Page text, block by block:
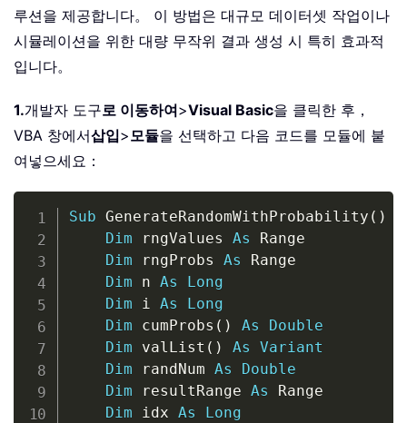
루션을 제공합니다。 이 방법은 대규모 데이터셋 작업이나
시뮬레이션을 위한 대량 무작위 결과 생성 시 특히 효과적
입니다。
1.개발자 도구로 이동하여>Visual Basic을 클릭한 후，
VBA 창에서삽입>모듈을 선택하고 다음 코드를 모듈에 붙
여넣으세요：
Sub GenerateRandomWithProbability ( )
Dim rngValues As Range
Dim rngProbs As Range
Dim n As
Long
Dim i As
Long
Dim cumProbs ( ) As
Double
Dim valList ( ) As
Variant
Dim randNum As
Double
Dim resultRange As Range
Dim idx As Long
Copy